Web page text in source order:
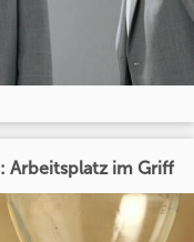
Arbeitsplatz im Griff